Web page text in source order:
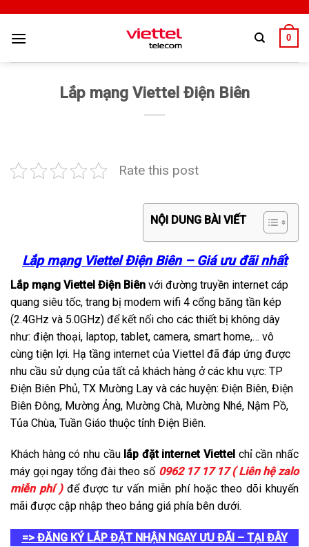
0
Lắp mạng Viettel Điện Biên
Rate this post
NỘI DUNG BÀI VIẾT
Lắp mạng Viettel Điện Biên – Giá ưu đãi nhất
Lắp mạng Viettel Điện Biên với đường truyền internet cáp
quang siêu tốc, trang bị modem wifi 4 cổng băng tần kép
(2.4GHz và 5.0GHz) để kết nối cho các thiết bị không dây
như: điện thoại, laptop, tablet, camera, smart home,… vô
cùng tiện lợi. Hạ tầng internet của Viettel đã đáp ứng được
nhu cầu sử dụng của tất cả khách hàng ở các khu vực: TP
Điện Biên Phủ, TX Mường Lay và các huyện: Điện Biên, Điện
Biên Đông, Mường Ảng, Mường Chà, Mường Nhé, Nậm Pồ,
Tủa Chùa, Tuần Giáo thuộc tỉnh Điện Biên.
Khách hàng có nhu cầu lắp đặt internet Viettel chỉ cần nhấc
máy gọi ngay tổng đài theo số 0962 17 17 17 ( Liên hệ zalo
miễn phí )để được tư vấn miễn phí hoặc theo dõi khuyến
mãi được cập nhập theo bảng giá phía bên dưới.
=> ĐĂNG KÝ LẮP ĐẶT NHẬN NGAY ƯU ĐÃI – TẠI ĐÂY